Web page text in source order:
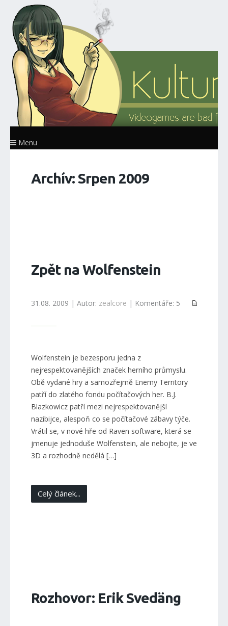
Menu
Archív: Srpen 2009
Zpět na Wolfenstein
31.08. 2009 | Autor: zealcore | Komentáře: 5
Wolfenstein je bezesporu jedna z
nejrespektovanějších značek herního průmyslu.
Obě vydané hry a samozřejmě Enemy Territory
patří do zlatého fondu počítačových her. B.J.
Blazkowicz patří mezi nejrespektovanější
nazibijce, alespoň co se počítačové zábavy týče.
Vrátil se, v nové hře od Raven software, která se
jmenuje jednoduše Wolfenstein, ale nebojte, je ve
3D a rozhodně nedělá […]
Celý článek...
Rozhovor: Erik Svedäng